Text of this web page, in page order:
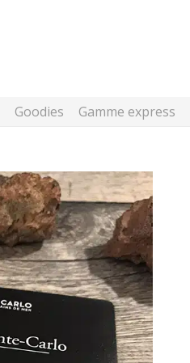
Goodies Gamme express